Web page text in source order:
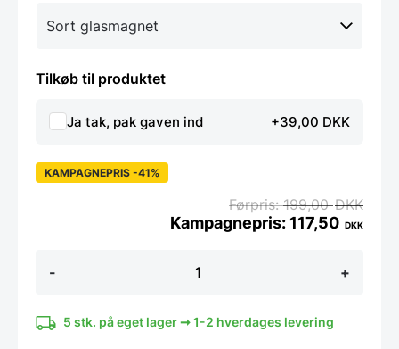
Tilkøb til produktet
Ja tak, pak gaven ind +39,00 DKK
-
cm.
Magnet
+
KAMPAGNEPRIS -41%
199,00DKK
117,50 DKK
5 stk. på eget lager ➞ 1-2 hverdages levering